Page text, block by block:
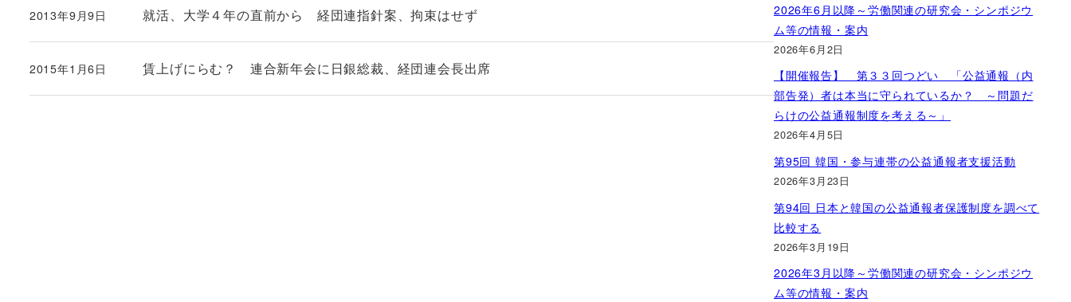
就活、大学４年の直前から 経団連指針案、拘束はせず
投稿日
2013年9月9日
賃上げにらむ？ 連合新年会に日銀総裁、経団連会長出席
投稿日
2015年1月6日
2026年6月以降～労働関連の研究会・シンポジウ
ム等の情報・案内
2026年6月2日
【開催報告】 第３３回つどい 「公益通報（内
部告発）者は本当に守られているか？ ～問題だ
らけの公益通報制度を考える～」
2026年4月5日
第95回 韓国・参与連帯の公益通報者支援活動
2026年3月23日
第94回 日本と韓国の公益通報者保護制度を調べて
比較する
2026年3月19日
2026年3月以降～労働関連の研究会・シンポジウ
ム等の情報・案内